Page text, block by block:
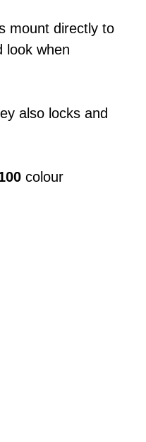
mount directly to
look when
also locks and
colour